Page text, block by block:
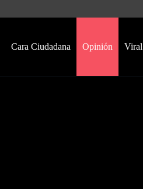
Cara Ciudadana Opinión Viral